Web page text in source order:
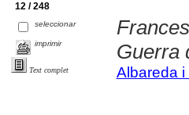
12 / 248
seleccionar
imprimir
Text complet
Guerra
Albareda